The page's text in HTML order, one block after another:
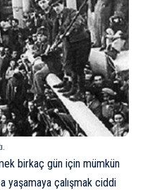
birkaç gün için mümkün
yaşamaya çalışmak ciddi